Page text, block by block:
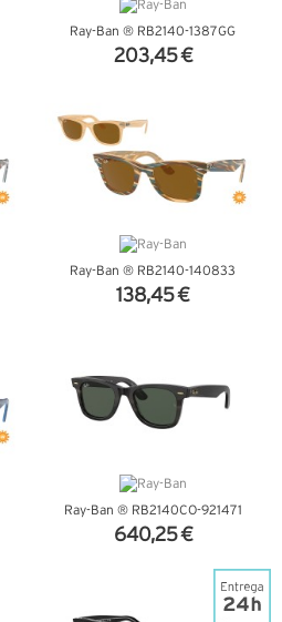
Ray-Ban ® RB2140-1387GG
203,45 €
Ray-Ban ® RB2140-140833
138,45 €
Ray-Ban ® RB2140CO-921471
640,25 €